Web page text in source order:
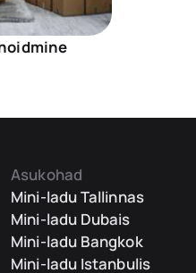
Asukohad
Mini-ladu Tallinnas
Mini-ladu Dubais
Mini-ladu Bangkok
Mini-ladu Istanbulis